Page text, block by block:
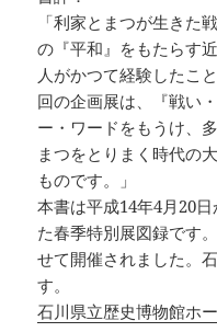
「利家とまつが生きた
の『平和』をもたらす
人がかつて経験したこ
回の企画展は、『戦い
ー・ワードをもうけ、
まつをとりまく時代の
ものです。」
本書は平成14年4月20
た春季特別展図録です
せて開催されました。
す。
石川県立歴史博物館ホ